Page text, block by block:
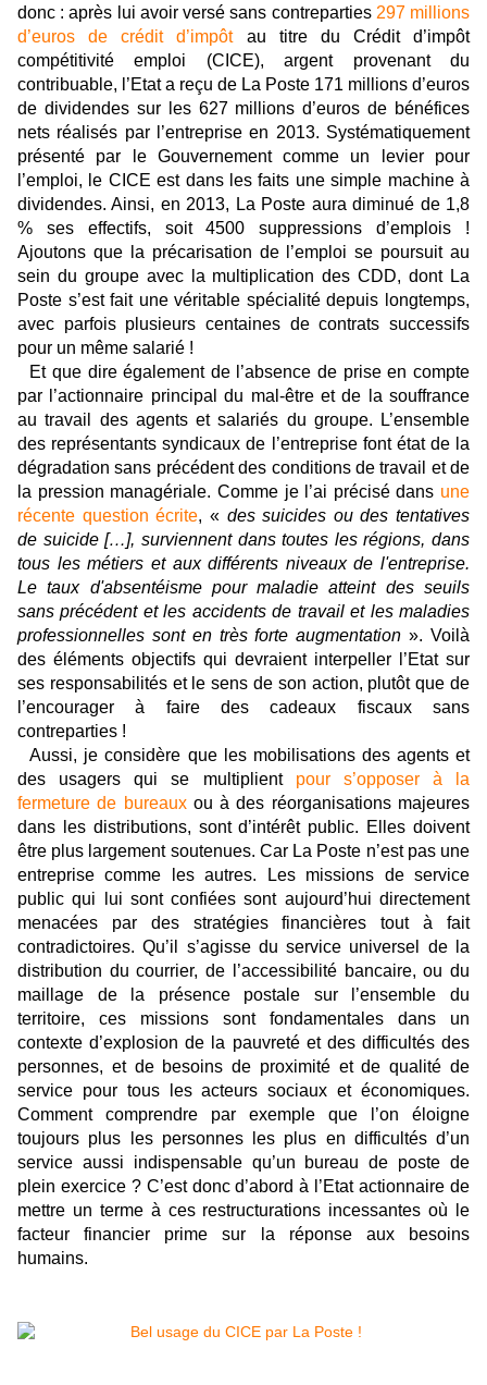
donc : après lui avoir versé sans contreparties 297 millions
d’euros de crédit d’impôtau titre du Crédit d’impôt
compétitivité emploi (CICE), argent provenant du
contribuable, l’Etat a reçu de La Poste 171 millions d’euros
de dividendes sur les 627 millions d’euros de bénéfices
nets réalisés par l’entreprise en 2013. Systématiquement
présenté par le Gouvernement comme un levier pour
l’emploi, le CICE est dans les faits une simple machine à
dividendes. Ainsi, en 2013, La Poste aura diminué de 1,8
% ses effectifs, soit 4500 suppressions d’emplois !
Ajoutons que la précarisation de l’emploi se poursuit au
sein du groupe avec la multiplication des CDD, dont La
Poste s’est fait une véritable spécialité depuis longtemps,
avec parfois plusieurs centaines de contrats successifs
pour un même salarié !
Et que dire également de l’absence de prise en compte
par l’actionnaire principal du mal-être et de la souffrance
au travail des agents et salariés du groupe. L’ensemble
des représentants syndicaux de l’entreprise font état de la
dégradation sans précédent des conditions de travail et de
la pression managériale. Comme je l’ai précisé dans une
récente question écrite, « des suicides ou des tentatives
de suicide […], surviennent dans toutes les régions, dans
tous les métiers et aux différents niveaux de l'entreprise.
Le taux d'absentéisme pour maladie atteint des seuils
sans précédent et les accidents de travail et les maladies
professionnelles sont en très forte augmentation». Voilà
des éléments objectifs qui devraient interpeller l’Etat sur
ses responsabilités et le sens de son action, plutôt que de
l’encourager à faire des cadeaux fiscaux sans
contreparties !
Aussi, je considère que les mobilisations des agents et
des usagers qui se multiplient pour s’opposer à la
fermeture de bureauxou à des réorganisations majeures
dans les distributions, sont d’intérêt public. Elles doivent
être plus largement soutenues. Car La Poste n’est pas une
entreprise comme les autres. Les missions de service
public qui lui sont confiées sont aujourd’hui directement
menacées par des stratégies financières tout à fait
contradictoires. Qu’il s’agisse du service universel de la
distribution du courrier, de l’accessibilité bancaire, ou du
maillage de la présence postale sur l’ensemble du
territoire, ces missions sont fondamentales dans un
contexte d’explosion de la pauvreté et des difficultés des
personnes, et de besoins de proximité et de qualité de
service pour tous les acteurs sociaux et économiques.
Comment comprendre par exemple que l’on éloigne
toujours plus les personnes les plus en difficultés d’un
service aussi indispensable qu’un bureau de poste de
plein exercice ? C’est donc d’abord à l’Etat actionnaire de
mettre un terme à ces restructurations incessantes où le
facteur financier prime sur la réponse aux besoins
humains.